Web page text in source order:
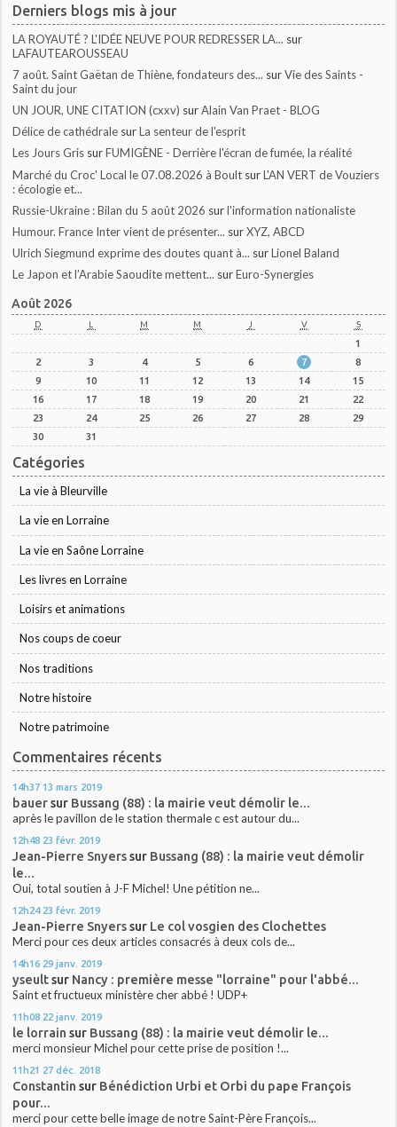
Derniers blogs mis à jour
LA ROYAUTÉ ? L'IDÉE NEUVE POUR REDRESSER LA... sur
LAFAUTEAROUSSEAU
7 août. Saint Gaëtan de Thiène, fondateurs des... surVie des Saints -
Saint du jour
UN JOUR, UNE CITATION (cxxv) surAlain Van Praet - BLOG
Délice de cathédrale surLa senteur de l'esprit
Les Jours Gris surFUMIGÈNE - Derrière l'écran de fumée, la réalité
Marché du Croc' Local le 07.08.2026 à Boult surL'AN VERT de Vouziers
: écologie et...
Russie-Ukraine : Bilan du 5 août 2026 surl'information nationaliste
Humour. France Inter vient de présenter... surXYZ, ABCD
Ulrich Siegmund exprime des doutes quant à... surLionel Baland
Le Japon et l’Arabie Saoudite mettent... surEuro-Synergies
Août 2026
D L M M J V S
1
2
3 4 5 6 7
8
9
10 11 12 13 14
15
16
17 18 19 20 21
22
23
24 25 26 27 28
29
30
31
Catégories
La vie à Bleurville
La vie en Lorraine
La vie en Saône Lorraine
Les livres en Lorraine
Loisirs et animations
Nos coups de coeur
Nos traditions
Notre histoire
Notre patrimoine
Commentaires récents
14h37 13 mars 2019
bauersur Bussang (88) : la mairie veut démolir le...
après le pavillon de le station thermale c est autour du...
12h48 23 févr. 2019
Jean-Pierre Snyerssur Bussang (88) : la mairie veut démolir
le...
Oui, total soutien à J-F Michel! Une pétition ne...
12h24 23 févr. 2019
Jean-Pierre Snyerssur Le col vosgien des Clochettes
Merci pour ces deux articles consacrés à deux cols de...
14h16 29 janv. 2019
yseultsur Nancy : première messe "lorraine" pour l'abbé...
Saint et fructueux ministère cher abbé ! UDP+
11h08 22 janv. 2019
le lorrain sur Bussang (88) : la mairie veut démolir le...
merci monsieur Michel pour cette prise de position !...
11h21 27 déc. 2018
Constantin sur Bénédiction Urbi et Orbi du pape François
pour...
merci pour cette belle image de notre Saint-Père François...